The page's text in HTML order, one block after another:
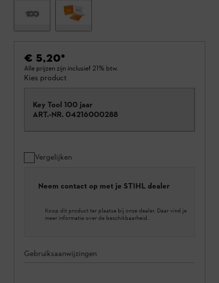
€ 5,20*
Alle prijzen zijn inclusief 21% btw.
Kies product
Key Tool 100 jaar
ART.-NR. 04216000288
Vergelijken
Neem contact op met je STIHL dealer
Koop dit product ter plaatse bij onze dealer. Daar vind je
meer informatie over de beschikbaarheid.
Gebruiksaanwijzingen